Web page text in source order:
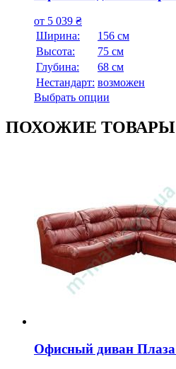
от 5 039 ₴
Ширина:
156 см
Высота:
75 см
Глубина:
68 см
Нестандарт: возможен
Выбрать опции
ПОХОЖИЕ ТОВАРЫ
Офисный диван Плаза